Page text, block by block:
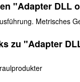
"Adapter DLL
Metrisches
zu "Adapter